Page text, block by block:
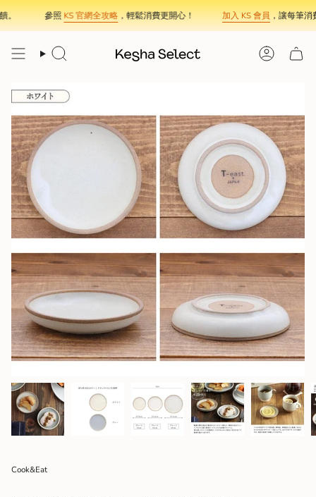
Skip
to
content
參照KS 官網全攻略，輕鬆消費更開心！ 加入 KS 會員，讓每筆消費
Search Account
Cook&Eat